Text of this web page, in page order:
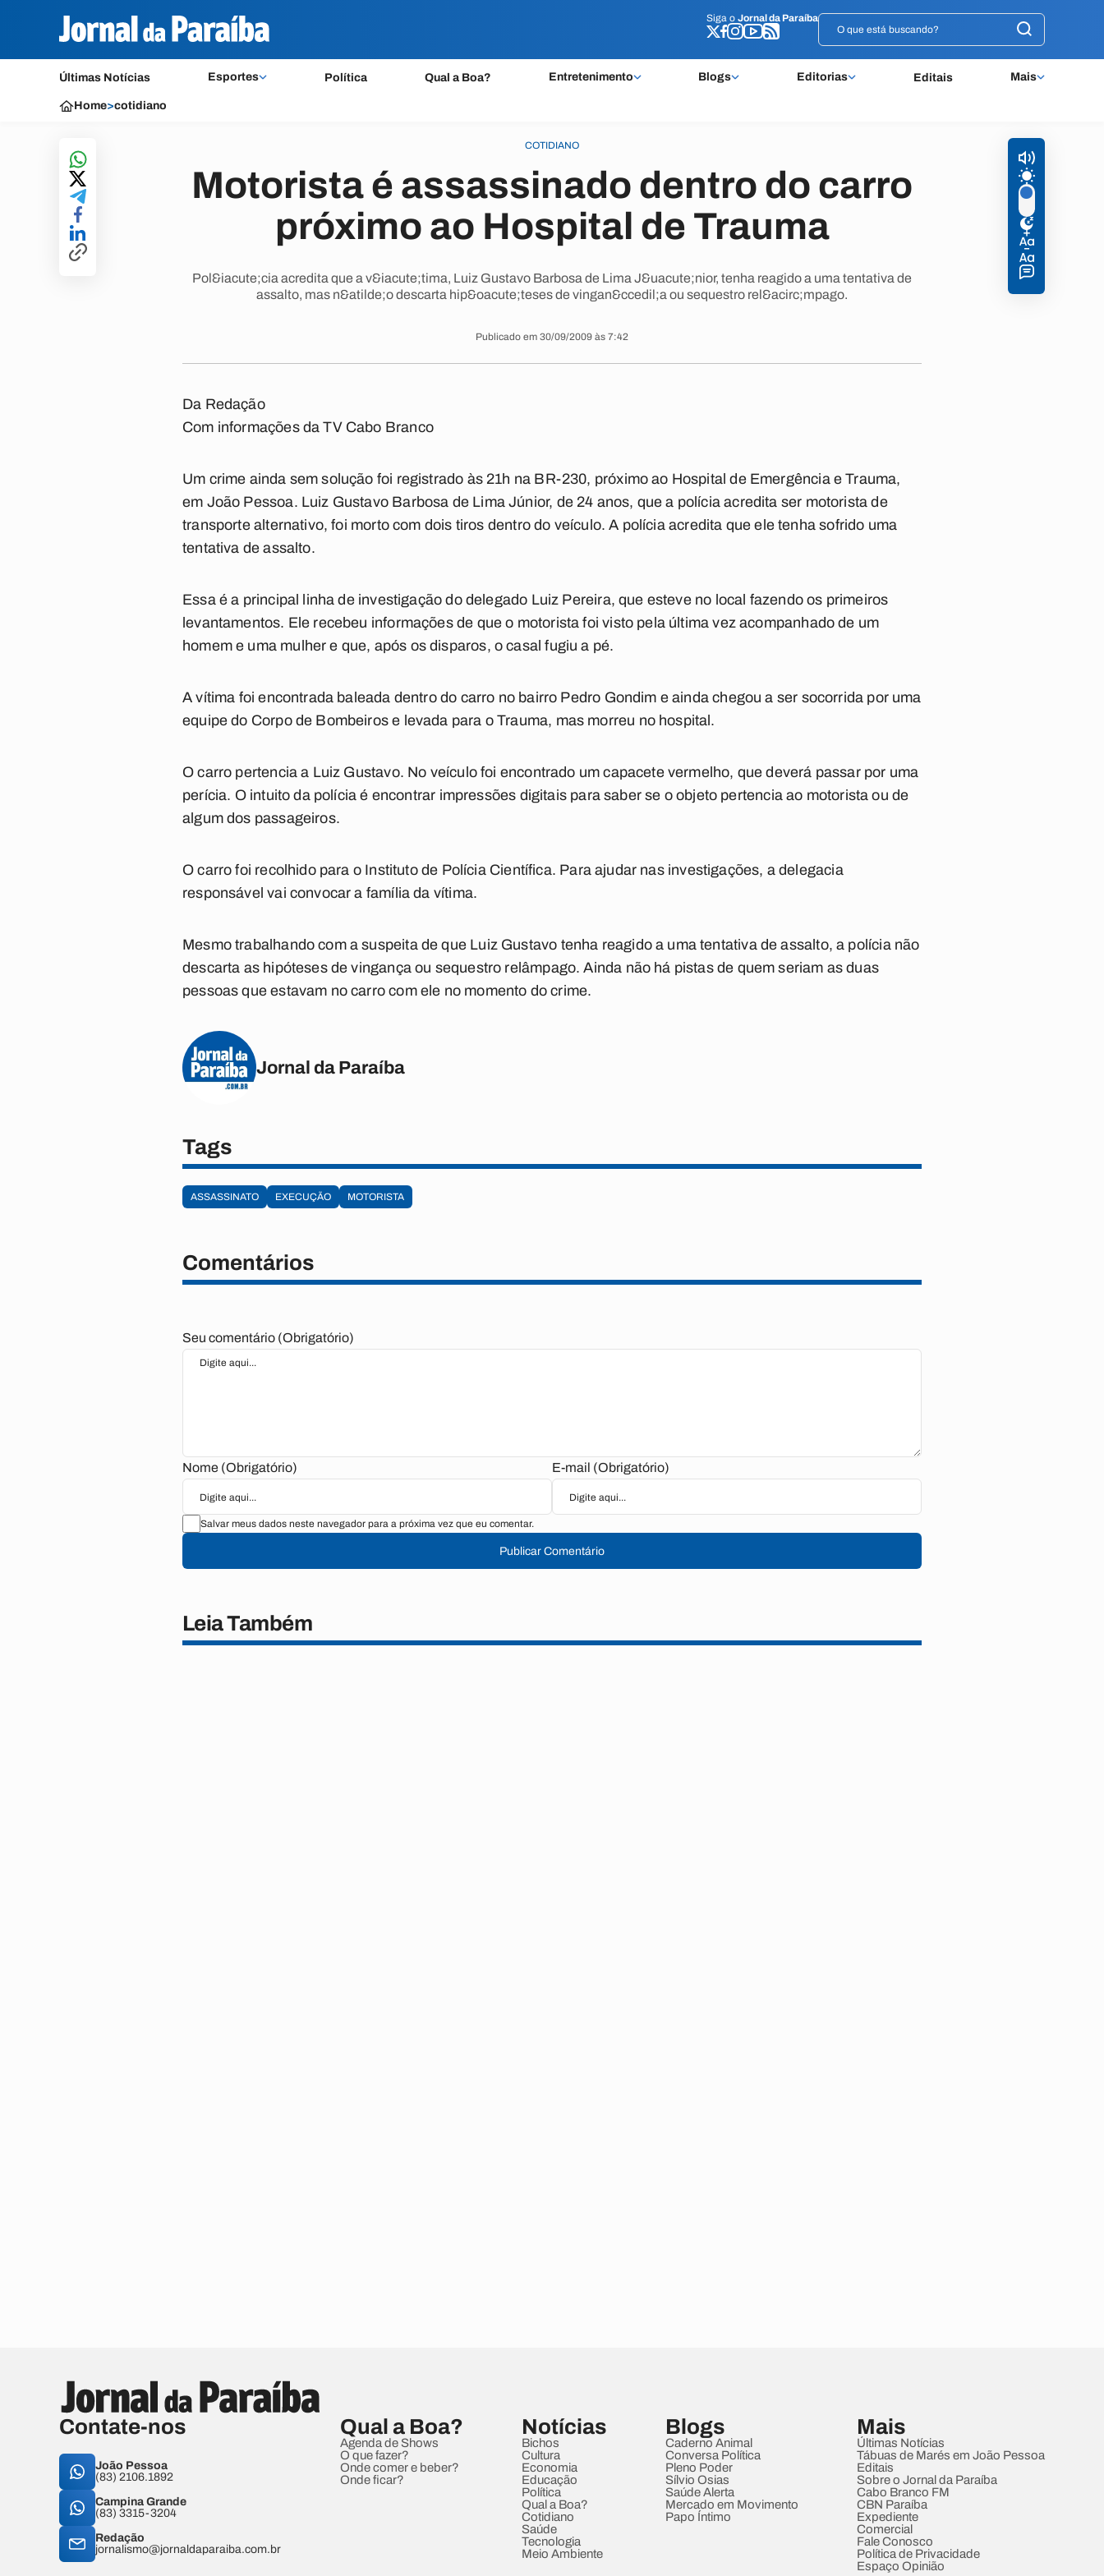
Siga o Jornal da Paraíba
Últimas Notícias Esportes Política Qual a Boa? Entretenimento Blogs Editorias Editais Mais
Siga o Jornal da Paraíba
Home>cotidiano
COTIDIANO
Motorista é assassinado dentro do carro
próximo ao Hospital de Trauma
Pol&iacute;cia acredita que a v&iacute;tima, Luiz Gustavo Barbosa de Lima J&uacute;nior, tenha reagido a uma tentativa de
assalto, mas n&atilde;o descarta hip&oacute;teses de vingan&ccedil;a ou sequestro rel&acirc;mpago.
Publicado em 30/09/2009 às 7:42
Da Redação
Com informações da TV Cabo Branco
Um crime ainda sem solução foi registrado às 21h na BR-230, próximo ao Hospital de Emergência e Trauma,
em João Pessoa. Luiz Gustavo Barbosa de Lima Júnior, de 24 anos, que a polícia acredita ser motorista de
transporte alternativo, foi morto com dois tiros dentro do veículo. A polícia acredita que ele tenha sofrido uma
tentativa de assalto.
Essa é a principal linha de investigação do delegado Luiz Pereira, que esteve no local fazendo os primeiros
levantamentos. Ele recebeu informações de que o motorista foi visto pela última vez acompanhado de um
homem e uma mulher e que, após os disparos, o casal fugiu a pé.
A vítima foi encontrada baleada dentro do carro no bairro Pedro Gondim e ainda chegou a ser socorrida por uma
equipe do Corpo de Bombeiros e levada para o Trauma, mas morreu no hospital.
O carro pertencia a Luiz Gustavo. No veículo foi encontrado um capacete vermelho, que deverá passar por uma
perícia. O intuito da polícia é encontrar impressões digitais para saber se o objeto pertencia ao motorista ou de
algum dos passageiros.
O carro foi recolhido para o Instituto de Polícia Científica. Para ajudar nas investigações, a delegacia
responsável vai convocar a família da vítima.
Mesmo trabalhando com a suspeita de que Luiz Gustavo tenha reagido a uma tentativa de assalto, a polícia não
descarta as hipóteses de vingança ou sequestro relâmpago. Ainda não há pistas de quem seriam as duas
pessoas que estavam no carro com ele no momento do crime.
Jornal da Paraíba
Tags
ASSASSINATO EXECUÇÃO MOTORISTA
Comentários
Seu comentário (Obrigatório)
Nome (Obrigatório) E-mail (Obrigatório)
Salvar meus dados neste navegador para a próxima vez que eu comentar.
Publicar Comentário
Leia Também
Contate-nos
João Pessoa
(83) 2106.1892
Campina Grande
(83) 3315-3204
Redação
jornalismo@jornaldaparaiba.com.br
Qual a Boa?
Agenda de Shows
O que fazer?
Onde comer e beber?
Onde ficar?
Notícias
Bichos
Cultura
Economia
Educação
Política
Qual a Boa?
Cotidiano
Saúde
Tecnologia
Meio Ambiente
Blogs
Caderno Animal
Conversa Política
Pleno Poder
Sílvio Osias
Saúde Alerta
Mercado em Movimento
Papo Íntimo
Mais
Últimas Notícias
Tábuas de Marés em João Pessoa
Editais
Sobre o Jornal da Paraíba
Cabo Branco FM
CBN Paraíba
Expediente
Comercial
Fale Conosco
Política de Privacidade
Espaço Opinião